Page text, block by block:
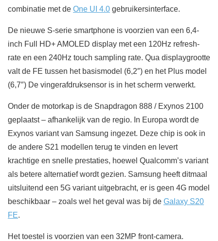
combinatie met de One UI 4.0 gebruikersinterface.
De nieuwe S-serie smartphone is voorzien van een 6,4-
inch Full HD+ AMOLED display met een 120Hz refresh-
rate en een 240Hz touch sampling rate. Qua displaygrootte
valt de FE tussen het basismodel (6,2″) en het Plus model
(6,7″) De vingerafdruksensor is in het scherm verwerkt.
Onder de motorkap is de Snapdragon 888 / Exynos 2100
geplaatst – afhankelijk van de regio. In Europa wordt de
Exynos variant van Samsung ingezet. Deze chip is ook in
de andere S21 modellen terug te vinden en levert
krachtige en snelle prestaties, hoewel Qualcomm’s variant
als betere alternatief wordt gezien. Samsung heeft ditmaal
uitsluitend een 5G variant uitgebracht, er is geen 4G model
beschikbaar – zoals wel het geval was bij de Galaxy S20
FE.
Het toestel is voorzien van een 32MP front-camera.